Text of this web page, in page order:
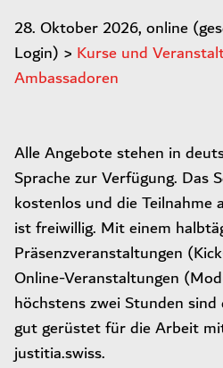
28. Oktober 2026, online
Login) > Kurse und
Ambassadoren
Alle Angebote stehen in
Sprache zur Verfügung. Das
kostenlos und die Teilnahme
ist freiwillig. Mit einem
Präsenzveranstaltungen
Online-Veranstaltungen
höchstens zwei Stunden
gut gerüstet für die Arbeit
justitia.swiss.